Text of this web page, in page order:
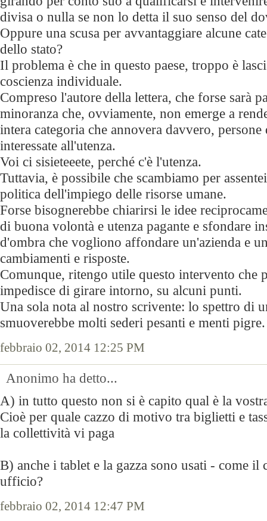
divisa o nulla se non lo detta il suo senso del
Oppure una scusa per avvantaggiare alcune
dello stato?
Il problema è che in questo paese, troppo è
coscienza individuale.
Compreso l'autore della lettera, che forse sarà
minoranza che, ovviamente, non emerge a
intera categoria che annovera davvero, persone
interessate all'utenza.
Voi ci sisieteeete, perché c'è l'utenza.
Tuttavia, è possibile che scambiamo per
politica dell'impiego delle risorse umane.
Forse bisognerebbe chiarirsi le idee
di buona volontà e utenza pagante e sfondare
d'ombra che vogliono affondare un'azienda e
cambiamenti e risposte.
Comunque, ritengo utile questo intervento che
impedisce di girare intorno, su alcuni punti.
Una sola nota al nostro scrivente: lo spettro di
smuoverebbe molti sederi pesanti e menti
febbraio 02, 2014 12:25 PM
Anonimo ha detto...
A) in tutto questo non si è capito qual è la
Cioè per quale cazzo di motivo tra biglietti e
la collettività vi paga
B) anche i tablet e la gazza sono usati - come il
ufficio?
febbraio 02, 2014 12:47 PM